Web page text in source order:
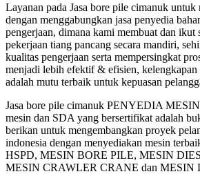
Layanan pada Jasa bore pile cimanuk untuk
dengan menggabungkan jasa penyedia
pengerjaan, dimana kami membuat dan ikut
pekerjaan tiang pancang secara mandiri,
kualitas pengerjaan serta mempersingkat
menjadi lebih efektif & efisien, kelengkapan
adalah mutu terbaik untuk kepuasan
Jasa bore pile cimanuk PENYEDIA MESIN
mesin dan SDA yang bersertifikat adalah
berikan untuk mengembangkan proyek
indonesia dengan menyediakan mesin
HSPD, MESIN BORE PILE, MESIN
MESIN CRAWLER CRANE dan MESIN